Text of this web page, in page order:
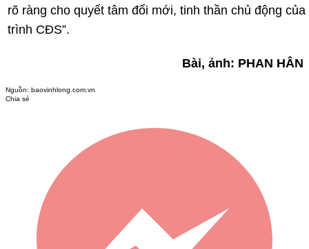
rõ ràng cho quyết tâm đổi mới, tinh thần chủ động
trình CĐS”.
Bài, ảnh: PHAN HÂN
Nguồn: baovinhlong.com.vn
Chia sẻ